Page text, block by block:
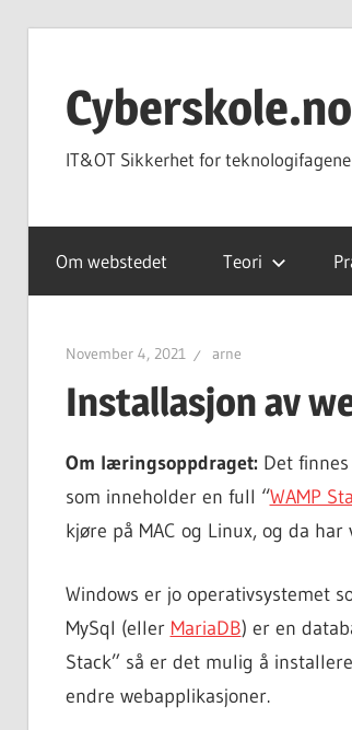
contentCyberskole.no
IT&OT Sikkerhet for teknologifagene
Om webstedet Teori
November 4, 2021 arne
Installasjon av
Om læringsoppdraget: Det
som inneholder en full “WAMP
kjøre på MAC og Linux, og da har
Windows er jo operativsystemet
MySql (eller MariaDB) er en
Stack” så er det mulig å
endre webapplikasjoner.